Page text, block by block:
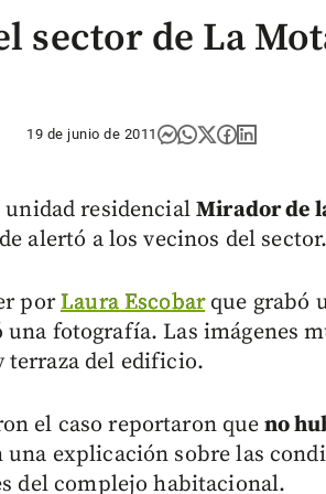
sector de La
19 de junio de 2011
unidad residencialMirador de
alertó a los vecinos del sector.
porLaura Escobarque grabó
fotografía. Las imágenes
terraza del edificio.
el caso reportaron que no
explicación sobre las
del complejo habitacional.